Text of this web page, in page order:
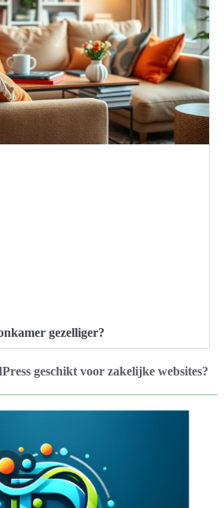
gezelliger?
geschikt voor zakelijke websites?